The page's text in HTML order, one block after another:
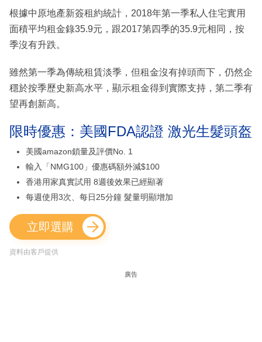
根據中原地產新簽租約統計，2018年第一季私人住宅實用
面積平均租金錄35.9元，跟2017第四季的35.9元相同，按
季沒有升跌。
雖然第一季為傳統租賃淡季，但租金沒有掉頭而下，仍然企
穩於按季歷史新高水平，顯示租金得到實際支持，第二季有
望再創新高。
限時優惠：美國FDA認證 激光生髮頭盔
美國amazon鎖量及評價No. 1
輸入「NMG100」優惠碼額外減$100
香港用家真實試用 8週後效果已經顯著
每週使用3次、每日25分鐘 髮量明顯增加
立即選購
資料由客戶提供
廣告